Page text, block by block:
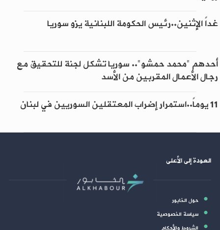
غداً الإثنين..رئيس الحكومة اللبنانية يزو سوريا
أحدهم "محمد حمشو".. سوريا تشكل لجنة للتحقيق مع
رجال الأعمال المقربين من الأسد
11 يوماً..استمرار إضراب المعتقلين السوريين في لبنان
العودة إلى الأعلى
حول الخابور
سياسة الخصوصية
الشروط والأحكام